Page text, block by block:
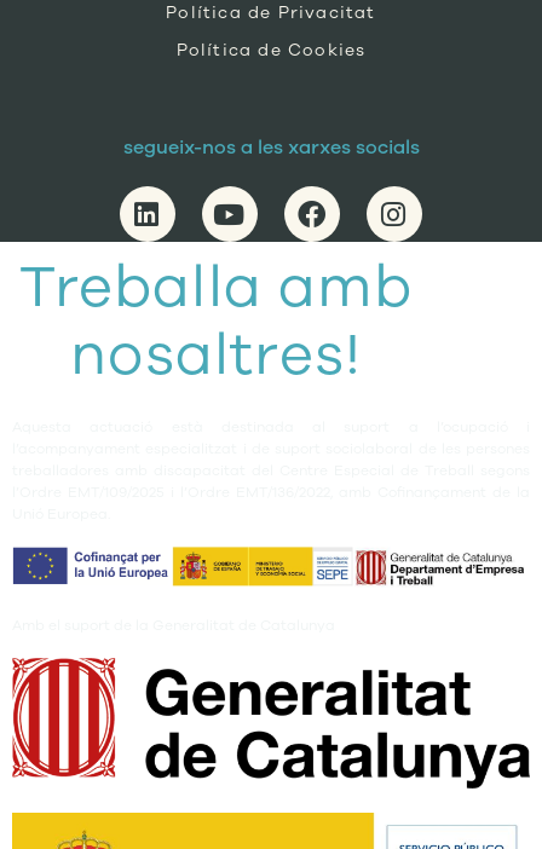
Política de Privacitat
Política de Cookies
segueix-nos a les xarxes socials
Treballa amb
nosaltres!